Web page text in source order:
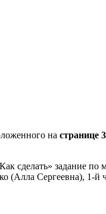
на странице
сделать» задание
(Алла Сергеевна), 1-й